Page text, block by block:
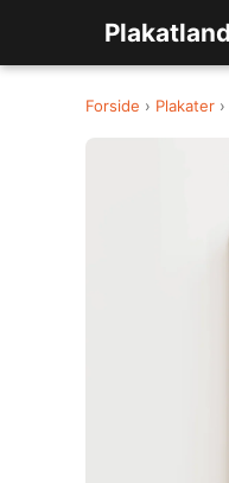
Plakatland
Forside › Plakater ›